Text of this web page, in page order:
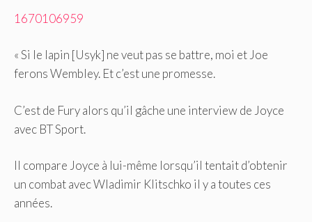
1670106959
« Si le lapin [Usyk] ne veut pas se battre, moi et Joe
ferons Wembley. Et c’est une promesse.
C’est de Fury alors qu’il gâche une interview de Joyce
avec BT Sport.
Il compare Joyce à lui-même lorsqu’il tentait d’obtenir
un combat avec Wladimir Klitschko il y a toutes ces
années.